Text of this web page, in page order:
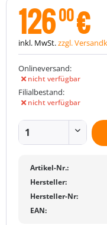
12600€
inkl. MwSt.zzgl.
Onlineversand:
nicht verfügbar
Filialbestand:
nicht verfügbar
Artikel-Nr.:
Hersteller:
Hersteller-Nr:
EAN: